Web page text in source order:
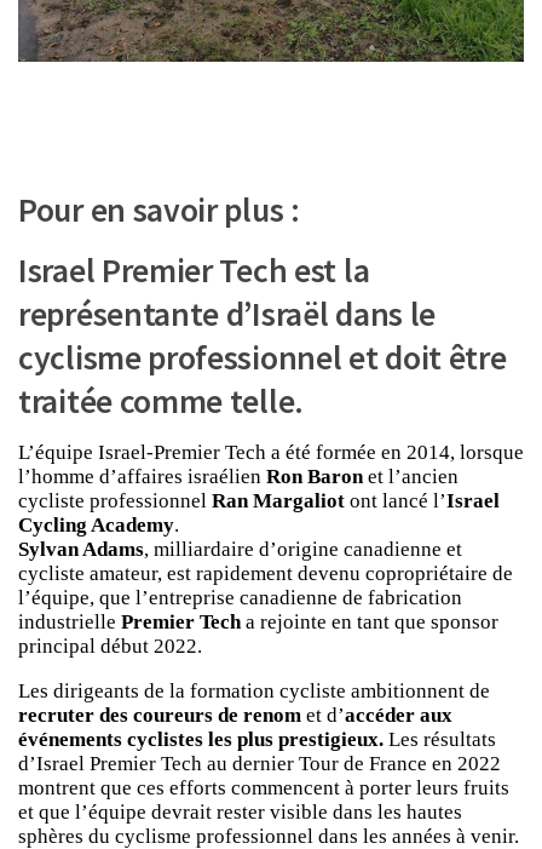
Pour en savoir plus :
Israel Premier Tech est la
représentante d’Israël dans le
cyclisme professionnel et doit être
traitée comme telle.
L’équipe Israel-Premier Tech a été formée en 2014, lorsque
l’homme d’affaires israélien Ron Baronet l’ancien
cycliste professionnel Ran Margaliot ont lancé l’Israel
Cycling Academy.
Sylvan Adams, milliardaire d’origine canadienne et
cycliste amateur, est rapidement devenu copropriétaire de
l’équipe, que l’entreprise canadienne de fabrication
industrielle Premier Techa rejointe en tant que sponsor
principal début 2022.
Les dirigeants de la formation cycliste ambitionnent de
recruter des coureurs de renom et d’accéder aux
événements cyclistes les plus prestigieux. Les résultats
d’Israel Premier Tech au dernier Tour de France en 2022
montrent que ces efforts commencent à porter leurs fruits
et que l’équipe devrait rester visible dans les hautes
sphères du cyclisme professionnel dans les années à venir.